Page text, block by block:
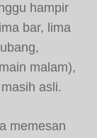
hampir
bar, lima
malam),
asli.
memesan